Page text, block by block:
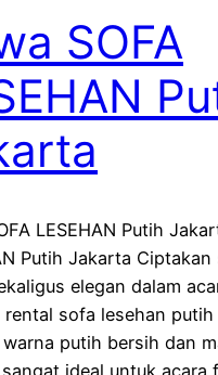
SOFA
LESEHAN Putih
Putih Jakarta
elegan dalam
rental sofa lesehan
putih bersih dan